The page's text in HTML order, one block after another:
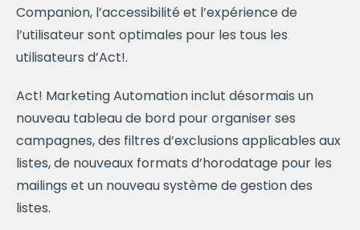
Companion, l’accessibilité et l’expérience de
l’utilisateur sont optimales pour les tous les
utilisateurs d’Act!.
Act! Marketing Automation inclut désormais un
nouveau tableau de bord pour organiser ses
campagnes, des filtres d’exclusions applicables aux
listes, de nouveaux formats d’horodatage pour les
mailings et un nouveau système de gestion des
listes.